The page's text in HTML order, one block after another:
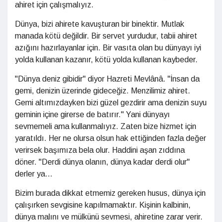
ahiret için çalışmalıyız.
Dünya, bizi ahirete kavuşturan bir binektir. Mutlak
manada kötü değildir. Bir servet yurdudur, tabii ahiret
azığını hazırlayanlar için. Bir vasıta olan bu dünyayı iyi
yolda kullanan kazanır, kötü yolda kullanan kaybeder.
"Dünya deniz gibidir" diyor Hazreti Mevlânâ. "İnsan da
gemi, denizin üzerinde gideceğiz. Menzilimiz ahiret.
Gemi altımızdayken bizi güzel gezdirir ama denizin suyu
geminin içine girerse de batırır." Yani dünyayı
sevmemeli ama kullanmalıyız. Zaten bize hizmet için
yaratıldı. Her ne olursa olsun hak ettiğinden fazla değer
verirsek başımıza bela olur. Haddini aşan zıddına
döner. "Derdi dünya olanın, dünya kadar derdi olur"
derler ya...
Bizim burada dikkat etmemiz gereken husus, dünya için
çalışırken sevgisine kapılmamaktır. Kişinin kalbinin,
dünya malını ve mülkünü sevmesi, ahiretine zarar verir.